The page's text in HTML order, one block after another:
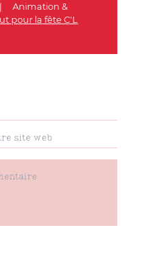
|
Animation &
pour la fête C'L